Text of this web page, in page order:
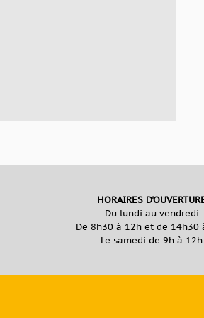
HORAIRES
Du lundi au vendredi
De 8h30 à 12h et de 14h30
Le samedi de 9h à 12h